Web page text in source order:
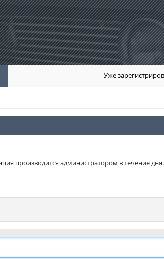
Уже
производится администратором в течение